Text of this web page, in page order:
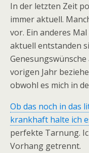
In der letzten Zeit
immer aktuell.
vor. Ein anderes
aktuell entstanden
vorigen Jahr
obwohl es mich in
Ob das noch in das
krankhaft halte ich
perfekte Tarnung.
Vorhang getrennt.